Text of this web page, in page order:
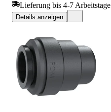
Lieferung bis 4-7 Arbeitstage
Details anzeigen